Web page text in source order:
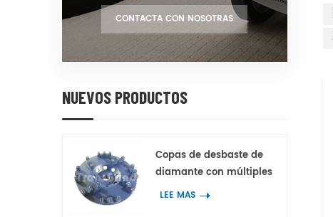
CONTACTA CON NOSOTRAS
NUEVOS PRODUCTOS
Copas de desbaste de
diamante con múltiples
segmentos de diamante
LEE MAS